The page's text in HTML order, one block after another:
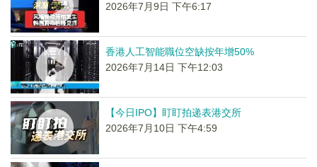
2026年7月9日 下午6:17
香港人工智能職位空缺按年增50%
2026年7月14日 下午12:03
【今日IPO】盯盯拍递表港交所
2026年7月10日 下午4:59